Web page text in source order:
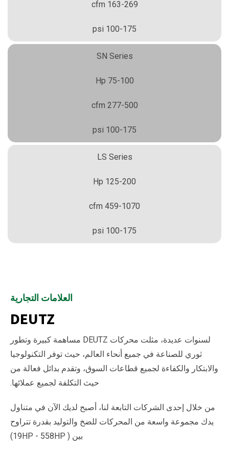
163-269 cfm
100-175 psi
SN Series
75-100 Hp
277-500 cfm
100-175 psi
LS Series
125-200 Hp
459-1070 cfm
100-175 psi
العلامات التجارية
DEUTZ
لسنوات عديدة، مثلت محركات DEUTZ مساهمة كبيرة وتطور
ثوري للصناعة في جميع أنحاء العالم، حيث توفر التكنولوجيا
والابتكار والكفاءة لجميع قطاعات السوق، وتقدم بدائل فعالة من
حيث التكلفة لجميع عملائها.
من خلال إحدى الشركات التابعة لنا، أصبح لديك الآن في متناول
يدك مجموعة واسعة من المحركات للضخ والتوليد بقدرة تتراوح
بين ( 19HP - 558HP)